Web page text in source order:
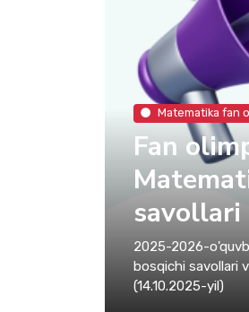
Matematika fan
Fan
savollari
2025-2026-
bosqichi savollari
(14.10.2025-yil)